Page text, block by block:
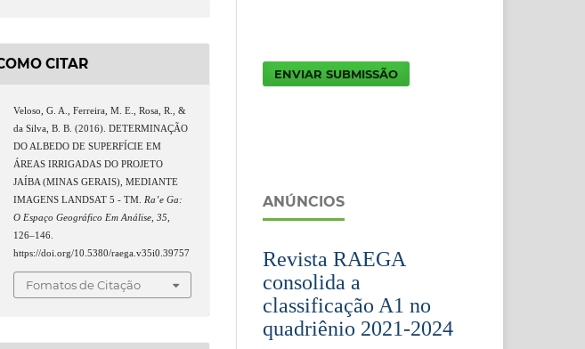
CITAR
Veloso, G. A., Ferreira, M. E., Rosa, R., &
da Silva, B. B. (2016). DETERMINAÇÃO
DO ALBEDO DE SUPERFÍCIE EM
ÁREAS IRRIGADAS DO PROJETO
JAÍBA (MINAS GERAIS), MEDIANTE
IMAGENS LANDSAT 5 - TM. Ra’e Ga:
O Espaço Geográfico Em Análise ,35
126–146.
https://doi.org/10.5380/raega.v35i0.39757
Fomatos de Citação
ENVIAR SUBMISSÃO
ANÚNCIOS
Revista RAEGA
consolida a
classificação A1 no
quadriênio 2021-2024